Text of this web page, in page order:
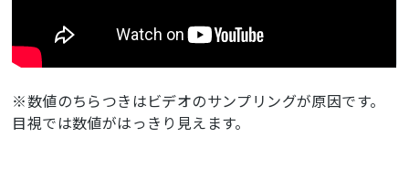
※数値のちらつきはビデオのサンプリングが原因です。
目視では数値がはっきり見えます。